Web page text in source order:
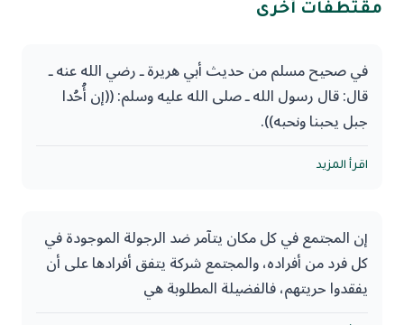
مقتطفات أخرى
في صحيح مسلم من حديث أبي هريرة ـ رضي الله عنه ـ
قال: قال رسول الله ـ صلى الله عليه وسلم: ((إن أُحُدا
جبل يحبنا ونحبه)).
من صور التواصل والمحبة الخفية، أن تحسن رعاية
من حياتك خصوصًا؛ فإن من الغيب الذي ينبغي أن تؤمن
به (في المسألة خلاف والكلام مبني على ما أختاره) أن
هذه الجمادات خلق الله فيها نوعًا من الإدراك، وهي
مدركة لك ولما تعاملها به، وهي تقبل منك أن تستعملها
اقرأ المزيد
إن المجتمع في كل مكان يتآمر ضد الرجولة الموجودة في
كل فرد من أفراده، والمجتمع شركة يتفق أفرادها على أن
يفقدوا حريتهم، فالفضيلة المطلوبة هي